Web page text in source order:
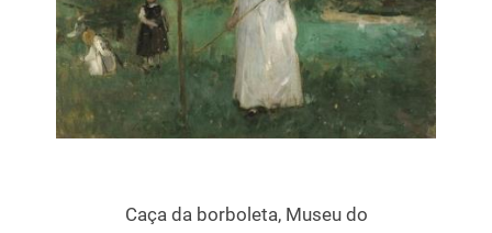
Caça da borboleta, Museu do